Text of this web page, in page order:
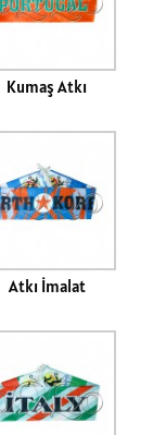
Kumaş Atkı
Atkı İmalat